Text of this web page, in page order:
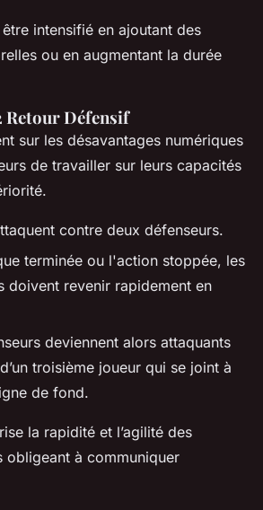
intensifié en ajoutant des
ou en augmentant la durée
Retour Défensif
sur les désavantages numériques
de travailler sur leurs capacités
contre deux défenseurs.
terminée ou l'action stoppée, les
doivent revenir rapidement en
deviennent alors attaquants
troisième joueur qui se joint à
de fond.
la rapidité et l’agilité des
obligeant à communiquer